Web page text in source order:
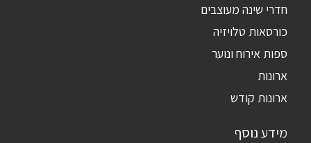
חדרי שינה מעוצבים
כורסאות טלויזיה
ספות אירוח ונוער
ארונות
ארונות קודש
מידע נוסף